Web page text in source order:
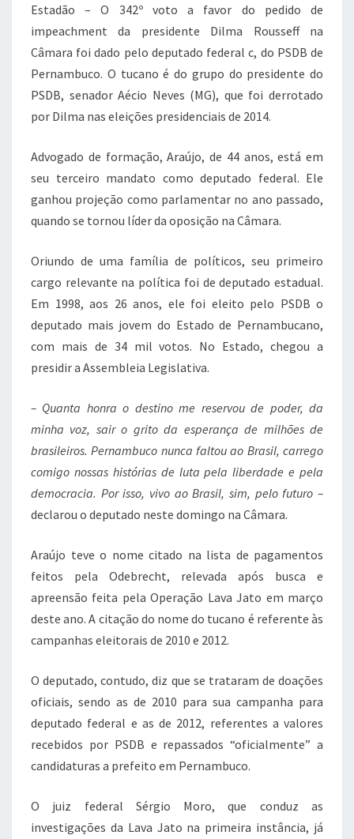
Estadão – O 342º voto a favor do pedido de
impeachment da presidente Dilma Rousseff na
Câmara foi dado pelo deputado federal c, do PSDB de
Pernambuco. O tucano é do grupo do presidente do
PSDB, senador Aécio Neves (MG), que foi derrotado
por Dilma nas eleições presidenciais de 2014.
Advogado de formação, Araújo, de 44 anos, está em
seu terceiro mandato como deputado federal. Ele
ganhou projeção como parlamentar no ano passado,
quando se tornou líder da oposição na Câmara.
Oriundo de uma família de políticos, seu primeiro
cargo relevante na política foi de deputado estadual.
Em 1998, aos 26 anos, ele foi eleito pelo PSDB o
deputado mais jovem do Estado de Pernambucano,
com mais de 34 mil votos. No Estado, chegou a
presidir a Assembleia Legislativa.
– Quanta honra o destino me reservou de poder, da
minha voz, sair o grito da esperança de milhões de
brasileiros. Pernambuco nunca faltou ao Brasil, carrego
comigo nossas histórias de luta pela liberdade e pela
democracia. Por isso, vivo ao Brasil, sim, pelo futuro –
declarou o deputado neste domingo na Câmara.
Araújo teve o nome citado na lista de pagamentos
feitos pela Odebrecht, relevada após busca e
apreensão feita pela Operação Lava Jato em março
deste ano. A citação do nome do tucano é referente às
campanhas eleitorais de 2010 e 2012.
O deputado, contudo, diz que se trataram de doações
oficiais, sendo as de 2010 para sua campanha para
deputado federal e as de 2012, referentes a valores
recebidos por PSDB e repassados “oficialmente” a
candidaturas a prefeito em Pernambuco.
O juiz federal Sérgio Moro, que conduz as
investigações da Lava Jato na primeira instância, já